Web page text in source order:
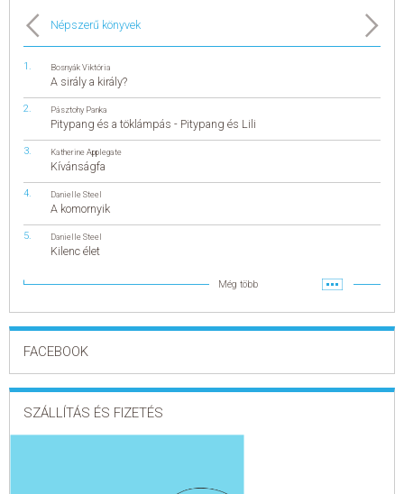
Népszerű könyvek
Bosnyák Viktória
A sirály a király?
Pásztohy Panka
Pitypang és a töklámpás - Pitypang és Lili
Katherine Applegate
Kívánságfa
Danielle Steel
A komornyik
Danielle Steel
Kilenc élet
Még több
FACEBOOK
SZÁLLÍTÁS ÉS FIZETÉS